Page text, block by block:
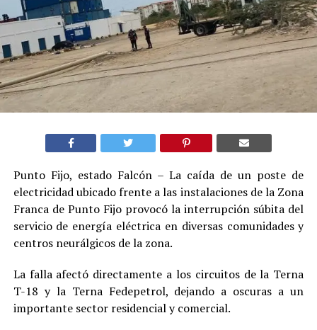
Punto Fijo, estado Falcón – La caída de un poste de
electricidad ubicado frente a las instalaciones de la Zona
Franca de Punto Fijo provocó la interrupción súbita del
servicio de energía eléctrica en diversas comunidades y
centros neurálgicos de la zona.
La falla afectó directamente a los circuitos de la Terna
T-18 y la Terna Fedepetrol, dejando a oscuras a un
importante sector residencial y comercial.